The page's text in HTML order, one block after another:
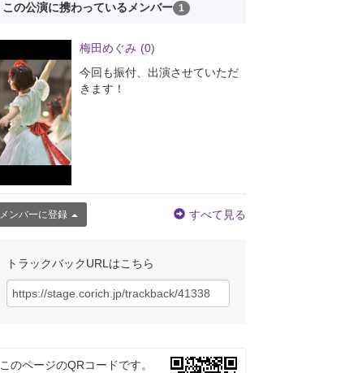
この公演に携わっているメンバー 1
梅田めぐみ (0)
今回も振付、出演させていただ
きます！
メンバーに登録 すべて見る
トラックバックURLはこちら
このページのQRコードです。